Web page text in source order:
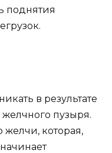
поднятия
в результате
пузыря.
которая,